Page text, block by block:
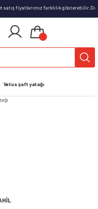
satış fiyatlarımız farklılık
Vetus şaft yatağı